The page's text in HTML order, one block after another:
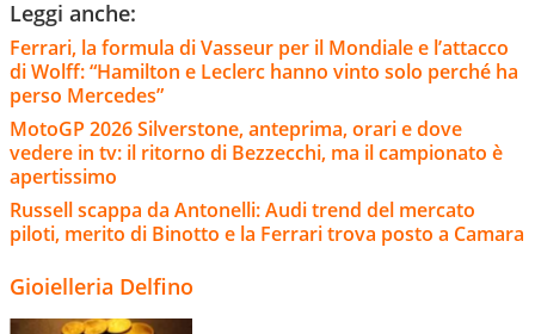
Leggi anche:
Ferrari, la formula di Vasseur per il Mondiale e l’attacco
di Wolff: “Hamilton e Leclerc hanno vinto solo perché ha
perso Mercedes”
MotoGP 2026 Silverstone, anteprima, orari e dove
vedere in tv: il ritorno di Bezzecchi, ma il campionato è
apertissimo
Russell scappa da Antonelli: Audi trend del mercato
piloti, merito di Binotto e la Ferrari trova posto a Camara
Gioielleria Delfino